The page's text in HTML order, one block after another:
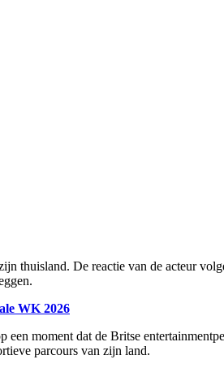
thuisland. De reactie van de acteur
WK 2026
moment dat de Britse
parcours van zijn land.